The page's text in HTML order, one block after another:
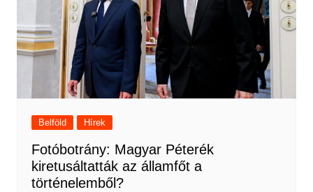
Belföld Hírek
Fotóbotrány: Magyar Péterék
kiretusáltatták az államfőt a
történelemből?